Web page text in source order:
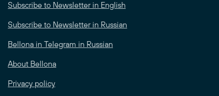
Subscribe to Newsletter in English
Subscribe to Newsletter in Russian
Bellona in Telegram in Russian
About Bellona
Privacy policy